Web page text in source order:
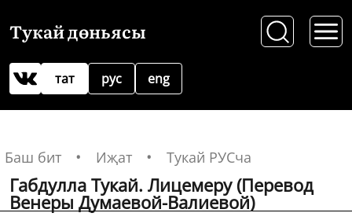
Тукай дөньясы
рус
тат eng
Баш бит Иҗат Тукай РУСча
Габдулла Тукай. Лицемеру (Перевод
Венеры Думаевой-Валиевой)